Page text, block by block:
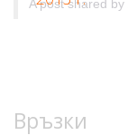
A post shared by
Връзки